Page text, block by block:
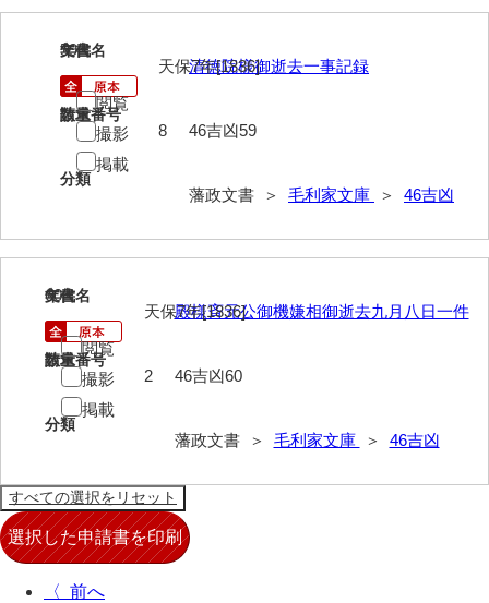
59
文書名
清徳院様御逝去一事記録
請求番号
46吉凶59
分類
藩政文書 ＞ 毛利家文庫 ＞ 46吉凶
年代
天保7年[1836]
数量
8
閲覧
撮影
掲載
60
文書名
殿様斉元公御機嫌相御逝去九月八日一件
請求番号
46吉凶60
分類
藩政文書 ＞ 毛利家文庫 ＞ 46吉凶
年代
天保7年[1836]
数量
2
閲覧
撮影
掲載
〈